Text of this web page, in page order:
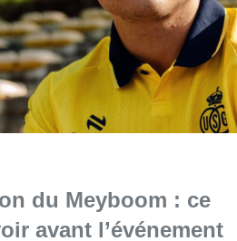
du Meyboom : ce
avant l’événement